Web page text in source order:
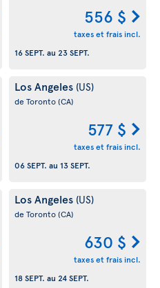
556 $
taxes et frais incl.
16 SEPT. au 23 SEPT.
Los Angeles (US)
de Toronto(CA)
577 $
taxes et frais incl.
06 SEPT. au 13 SEPT.
Los Angeles (US)
de Toronto(CA)
630 $
taxes et frais incl.
18 SEPT. au 24 SEPT.